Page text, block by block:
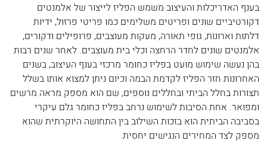
בענף האדריכלות והעיצוב משמש הפליז לייצור של אלמנטים
דקורטיביים שונים ופריטים משלימים כמו פריטי פרזול, ידיות
דלתות וארונות, גופי תאורה, מעקות מעוצבים, פרופילים ודקורים,
אלמנטים שונים לחדר הרחצה וכלי בית מעוצבים. לאחר שנים רבות
בהן נעשה שימוש מועט בפליז כחומר מרכזי בענף העיצוב, בשנים
האחרונות חזר הפליז לקדמת הבמה וכיום ניתן למצוא אותו בשלל
תצורות בחלל הביתי ובחללים נוספים, שם הוא מספק מראה מרשים
ומפואר. אחת הסיבות לשימוש נרחב בפליז כחומר גלם עיקרי
בסביבה הביתית הוא בזכות השילוב בין התחושה היוקרתית שהוא
מספק לצד המחירים הנגישים יחסית.